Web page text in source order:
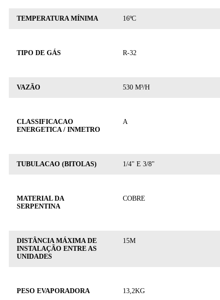
TEMPERATURA MÍNIMA 16ºC
TIPO DE GÁS R-32
VAZÃO 530 M³/H
CLASSIFICACAO
ENERGETICA / INMETRO
A
TUBULACAO (BITOLAS) 1/4" E 3/8"
MATERIAL DA
SERPENTINA
COBRE
DISTÂNCIA MÁXIMA DE
INSTALAÇÃO ENTRE AS
UNIDADES
15M
PESO EVAPORADORA 13,2KG